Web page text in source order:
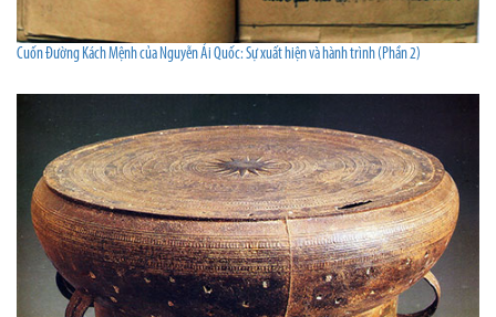
Cuốn Đường Kách Mệnh của Nguyễn Ái Quốc: Sự xuất hiện và hành trình (Phần 2)